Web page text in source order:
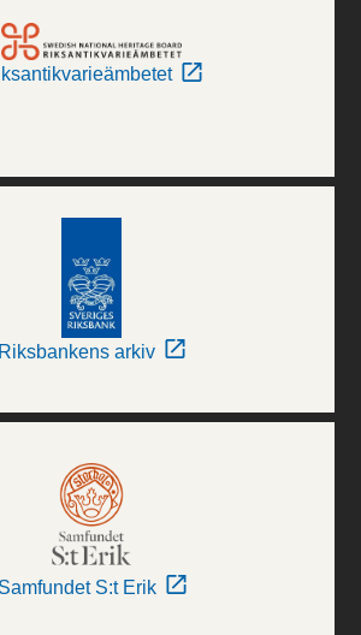
Riksbankens arkiv
Samfundet S:t Erik